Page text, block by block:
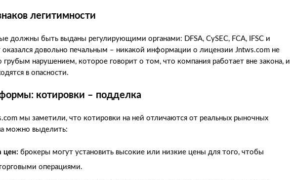
легитимности
должны быть выданы регулирующими органами: DFSA, CySEC, FCA, IFSC и
довольно печальным – никакой информации о лицензии Jntws.com не
нарушением, которое говорит о том, что компания работает вне закона, и
в опасности.
котировки – подделка
мы заметили, что котировки на ней отличаются от реальных рыночных
можно выделить:
цен: брокеры могут установить высокие или низкие цены для того, чтобы
операциями.